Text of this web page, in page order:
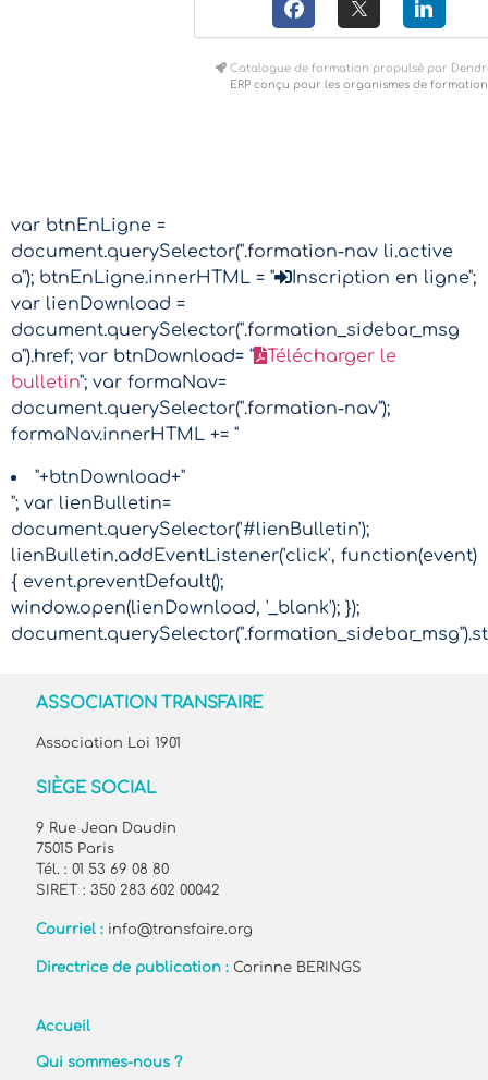
Catalogue de formation propulsé par
ERP conçu pour les organismes de formation
var btnEnLigne =
document.querySelector(".formation-nav li.active
a"); btnEnLigne.innerHTML = "
Inscription en ligne";
var lienDownload =
document.querySelector(".formation_sidebar_msg
a").href; var btnDownload= "
Télécharger le
bulletin"; var formaNav=
document.querySelector(".formation-nav");
formaNav.innerHTML += "
"+btnDownload+"
"; var lienBulletin=
document.querySelector('#lienBulletin');
lienBulletin.addEventListener('click', function(event)
{ event.preventDefault();
window.open(lienDownload, '_blank'); });
ASSOCIATION TRANSFAIRE
Association Loi 1901
SIÈGE SOCIAL
9 Rue Jean Daudin
75015 Paris
Tél. : 01 53 69 08 80
SIRET : 350 283 602 00042
Courriel : info@transfaire.org
Directrice de publication :Corinne BERINGS
Accueil
Qui sommes-nous ?